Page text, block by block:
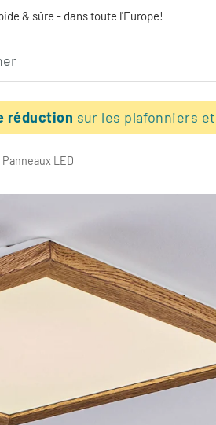
& sûre - dans toute l'Europe!
réduction sur les plafonniers
Panneaux LED